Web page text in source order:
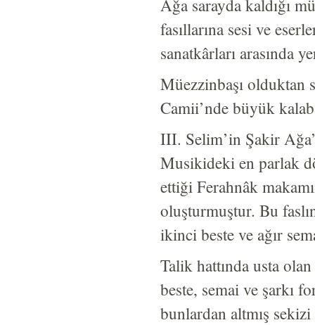
Ağa sarayda kaldığı
fasıllarına sesi ve
sanatkârları arasında
Müezzinbaşı
Camii’nde büyük
III. Selim’in Şakir
Musikideki en parlak
ettiği Ferahnâk
oluşturmuştur. Bu
ikinci beste ve ağır
Talik hattında usta
beste, semai ve şarkı
bunlardan altmış sekizi